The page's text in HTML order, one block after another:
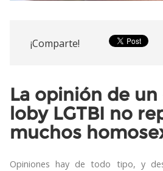
¡Comparte!
La opinión de un
loby LGTBI no
muchos
Opiniones hay de todo tipo, y